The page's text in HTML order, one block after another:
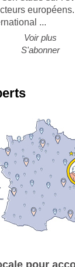
étude sur
européens.
Voir plus